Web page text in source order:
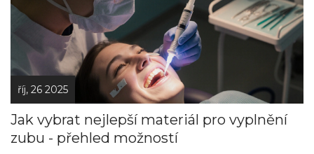
říj, 26 2025
Jak vybrat nejlepší materiál pro vyplnění
zubu - přehled možností